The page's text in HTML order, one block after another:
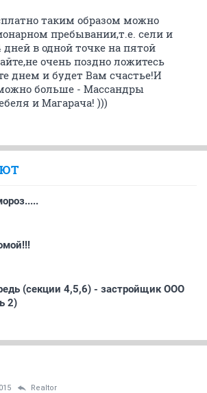
таким образом можно
пребывании,т.е. сели и
дней в одной точке на пятой
очень поздно ложитесь
днем и будет Вам счастье!И
больше - Массандры
и Магарача! )))
(секции 4,5,6) - застройщик ООО
2)
Realtor